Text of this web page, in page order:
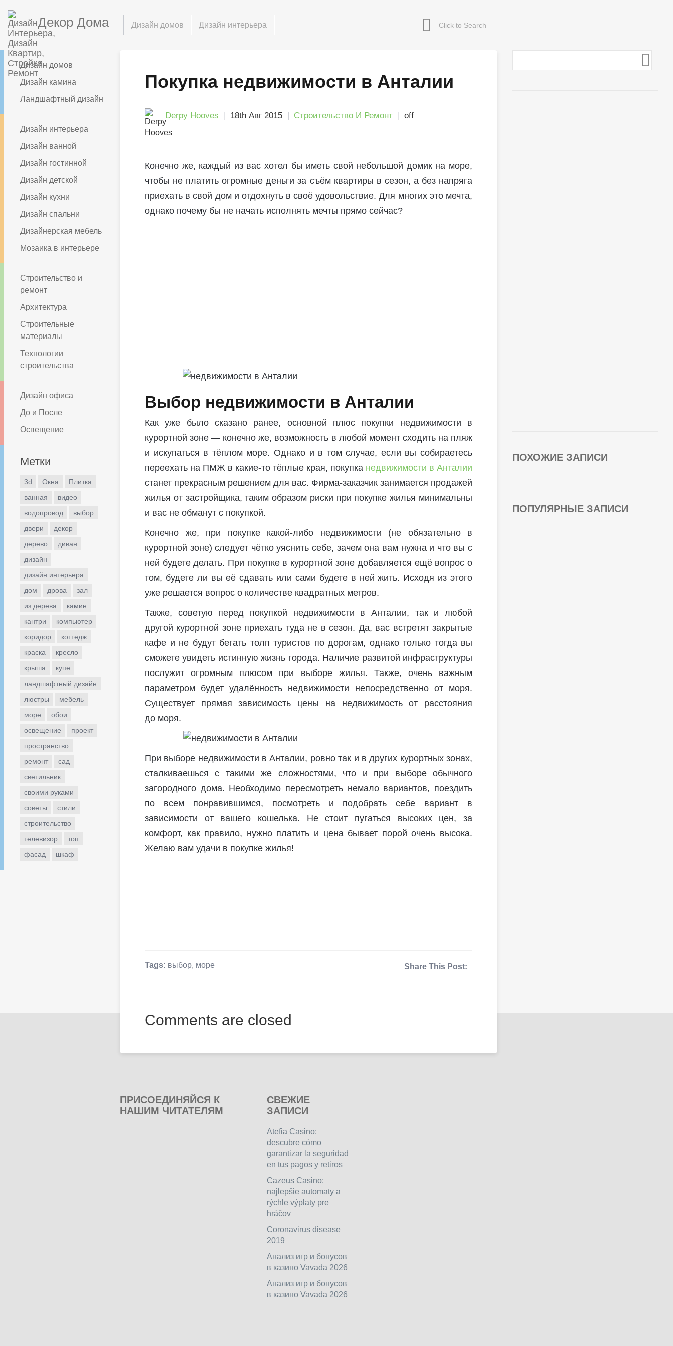
Декор Дома Дизайн домов Дизайн интерьера
Дизайн домов
Дизайн камина
Ландшафтный дизайн
Дизайн интерьера
Дизайн ванной
Дизайн гостинной
Дизайн детской
Дизайн кухни
Дизайн спальни
Дизайнерская мебель
Мозаика в интерьере
Строительство и
ремонт
Архитектура
Строительные
материалы
Технологии
строительства
Дизайн офиса
До и После
Освещение
Метки
3d Окна
Плитка
ванная
видео
водопровод
выбор
двери
декор
дерево
диван
дизайн
дизайн интерьера
дом
дрова
зал
из дерева
камин
кантри
компьютер
коридор
коттедж
краска
кресло
крыша
купе
ландшафтный дизайн
люстры
мебель
море
обои
освещение
проект
пространство
ремонт
сад
светильник
своими руками
советы
стили
строительство
телевизор
топ
фасад
шкаф
Покупка недвижимости в Анталии
Derpy Hooves 18th Авг 2015 Строительство И Ремонт off
Конечно же, каждый из вас хотел бы иметь свой небольшой домик на море,
чтобы не платить огромные деньги за съём квартиры в сезон, а без напряга
приехать в свой дом и отдохнуть в своё удовольствие. Для многих это мечта,
однако почему бы не начать исполнять мечты прямо сейчас?
Выбор недвижимости в Анталии
Как уже было сказано ранее, основной плюс покупки недвижимости в
курортной зоне — конечно же, возможность в любой момент сходить на пляж
и искупаться в тёплом море. Однако и в том случае, если вы собираетесь
переехать на ПМЖ в какие-то тёплые края, покупка недвижимости в Aнталии
станет прекрасным решением для вас. Фирма-заказчик занимается продажей
жилья от застройщика, таким образом риски при покупке жилья минимальны
и вас не обманут с покупкой.
Конечно же, при покупке какой-либо недвижимости (не обязательно в
курортной зоне) следует чётко уяснить себе, зачем она вам нужна и что вы с
ней будете делать. При покупке в курортной зоне добавляется ещё вопрос о
том, будете ли вы её сдавать или сами будете в ней жить. Исходя из этого
уже решается вопрос о количестве квадратных метров.
Также, советую перед покупкой недвижимости в Анталии, так и любой
другой курортной зоне приехать туда не в сезон. Да, вас встретят закрытые
кафе и не будут бегать толп туристов по дорогам, однако только тогда вы
сможете увидеть истинную жизнь города. Наличие развитой инфраструктуры
послужит огромным плюсом при выборе жилья. Также, очень важным
параметром будет удалённость недвижимости непосредственно от моря.
Существует прямая зависимость цены на недвижимость от расстояния
до моря.
При выборе недвижимости в Анталии, ровно так и в других курортных зонах,
сталкиваешься с такими же сложностями, что и при выборе обычного
загородного дома. Необходимо пересмотреть немало вариантов, поездить
по всем понравившимся, посмотреть и подобрать себе вариант в
зависимости от вашего кошелька. Не стоит пугаться высоких цен, за
комфорт, как правило, нужно платить и цена бывает порой очень высока.
Желаю вам удачи в покупке жилья!
Tags: выбор, море Share This Post:
Comments are closed
ПОХОЖИЕ ЗАПИСИ
ПОПУЛЯРНЫЕ ЗАПИСИ
ПРИСОЕДИНЯЙСЯ К
НАШИМ ЧИТАТЕЛЯМ
СВЕЖИЕ
ЗАПИСИ
Atefia Casino:
descubre cómo
garantizar la seguridad
en tus pagos y retiros
Cazeus Casino:
najlepšie automaty a
rýchle výplaty pre
hráčov
Coronavirus disease
2019
Анализ игр и бонусов
в казино Vavada 2026
Анализ игр и бонусов
в казино Vavada 2026